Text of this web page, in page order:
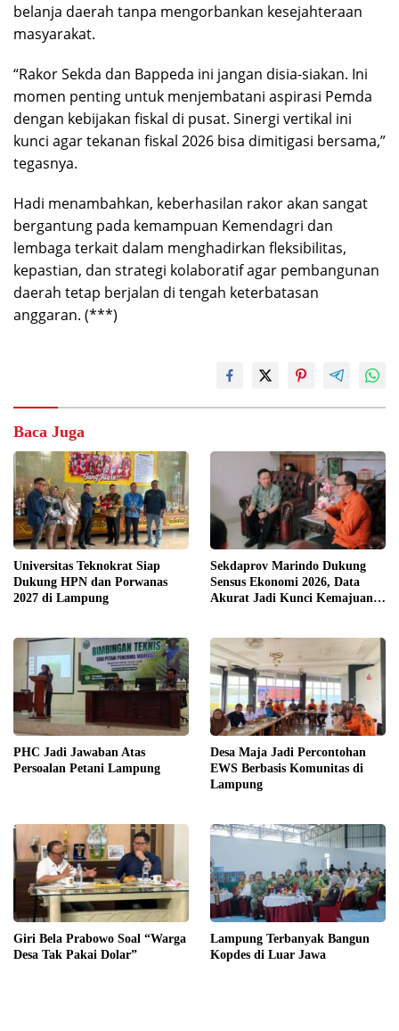
belanja daerah tanpa mengorbankan kesejahteraan
masyarakat.
“Rakor Sekda dan Bappeda ini jangan disia-siakan. Ini
momen penting untuk menjembatani aspirasi Pemda
dengan kebijakan fiskal di pusat. Sinergi vertikal ini
kunci agar tekanan fiskal 2026 bisa dimitigasi bersama,”
tegasnya.
Hadi menambahkan, keberhasilan rakor akan sangat
bergantung pada kemampuan Kemendagri dan
lembaga terkait dalam menghadirkan fleksibilitas,
kepastian, dan strategi kolaboratif agar pembangunan
daerah tetap berjalan di tengah keterbatasan
anggaran. (***)
Baca Juga
Universitas Teknokrat Siap
Dukung HPN dan Porwanas
2027 di Lampung
Sekdaprov Marindo Dukung
Sensus Ekonomi 2026, Data
Akurat Jadi Kunci Kemajuan
PHC Jadi Jawaban Atas
Persoalan Petani Lampung
Desa Maja Jadi Percontohan
EWS Berbasis Komunitas di
Lampung
Giri Bela Prabowo Soal “Warga
Desa Tak Pakai Dolar”
Lampung Terbanyak Bangun
Kopdes di Luar Jawa